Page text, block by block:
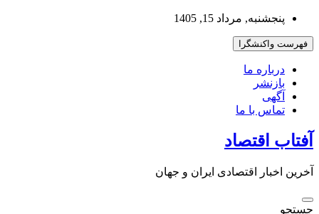
بروید
پنجشنبه, مرداد 15, 1405
فهرست واکنشگرا
درباره ما
بازنشر
آگهی
تماس با ما
آفتاب اقتصاد
آخرین اخبار اقتصادی ایران و جهان
جستجو